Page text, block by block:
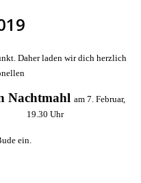
Daher laden wir dich herzlich
Nachtmahl am 7. Februar,
19.30 Uhr
ein.